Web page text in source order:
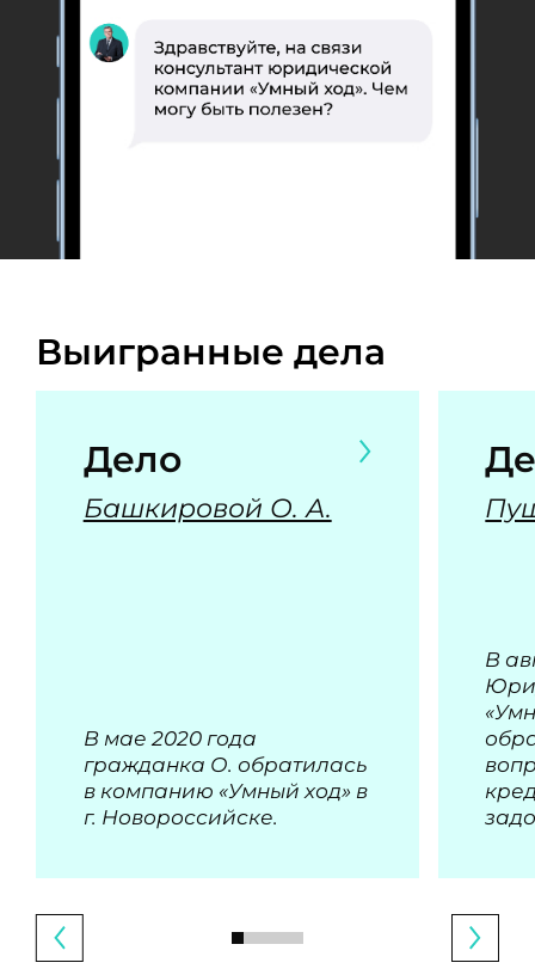
Выигранные дела
Дело
Башкировой О. А.
В мае 2020 года
гражданка О. обратилась
в компанию «Умный ход» в
г. Новороссийске.
В